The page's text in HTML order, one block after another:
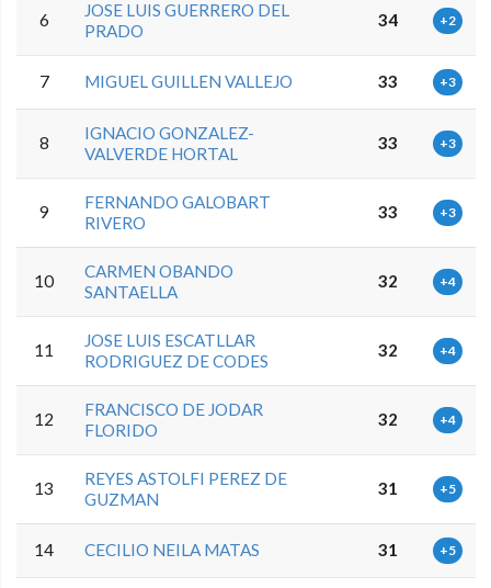
6
JOSE LUIS GUERRERO DEL
PRADO
34 +2
7 MIGUEL GUILLEN VALLEJO 33 +3
8
IGNACIO GONZALEZ-
VALVERDE HORTAL
33 +3
9
FERNANDO GALOBART
RIVERO
33 +3
10
CARMEN OBANDO
SANTAELLA
32 +4
11
JOSE LUIS ESCATLLAR
RODRIGUEZ DE CODES
32 +4
12
FRANCISCO DE JODAR
FLORIDO
32 +4
13
REYES ASTOLFI PEREZ DE
GUZMAN
31 +5
14 CECILIO NEILA MATAS 31 +5